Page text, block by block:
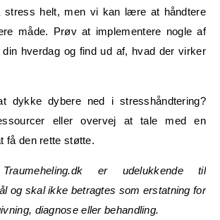
stress helt, men vi kan lære at håndtere
måde. Prøv at implementere nogle af
hverdag og find ud af, hvad der virker
dykke dybere ned i stresshåndtering?
eller overvej at tale med en
få den rette støtte.
er udelukkende til
og skal ikke betragtes som erstatning for
diagnose eller behandling.